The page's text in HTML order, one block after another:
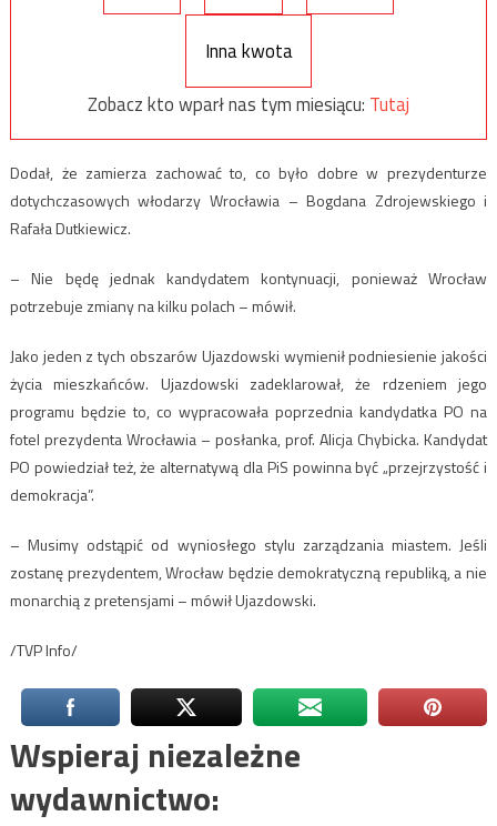
Inna kwota
Zobacz kto wparł nas tym miesiącu: Tutaj
Dodał, że zamierza zachować to, co było dobre w prezydenturze
dotychczasowych włodarzy Wrocławia – Bogdana Zdrojewskiego i
Rafała Dutkiewicz.
– Nie będę jednak kandydatem kontynuacji, ponieważ Wrocław
potrzebuje zmiany na kilku polach – mówił.
Jako jeden z tych obszarów Ujazdowski wymienił podniesienie jakości
życia mieszkańców. Ujazdowski zadeklarował, że rdzeniem jego
programu będzie to, co wypracowała poprzednia kandydatka PO na
fotel prezydenta Wrocławia – posłanka, prof. Alicja Chybicka. Kandydat
PO powiedział też, że alternatywą dla PiS powinna być „przejrzystość i
demokracja”.
– Musimy odstąpić od wyniosłego stylu zarządzania miastem. Jeśli
zostanę prezydentem, Wrocław będzie demokratyczną republiką, a nie
monarchią z pretensjami – mówił Ujazdowski.
/TVP Info/
Wspieraj niezależne
wydawnictwo: